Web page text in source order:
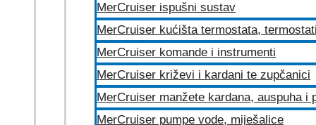
MerCruiser ispušni sustav
MerCruiser kućišta termostata, termostati
MerCruiser komande i instrumenti
MerCruiser križevi i kardani te zupčanici
MerCruiser manžete kardana, auspuha i
MerCruiser pumpe vode, miješalice